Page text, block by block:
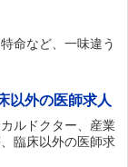
命など、一味違う
以外の医師求人
ルドクター、産業
臨床以外の医師求